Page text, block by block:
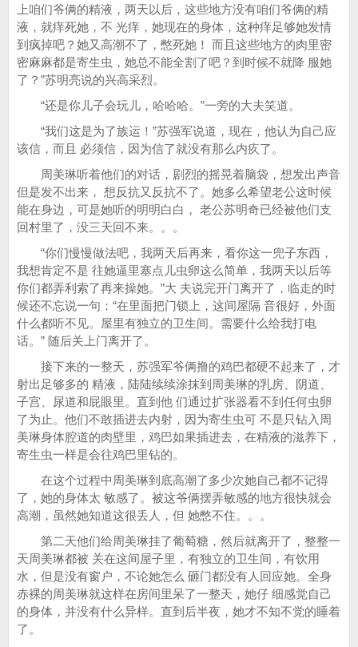
上咱们爷俩的精液，两天以后，这些地方没有咱们爷俩的精
液，就痒死她，不 光痒，她现在的身体，这种痒足够她发情
到疯掉吧？她又高潮不了，憋死她！ 而且这些地方的肉里密
密麻麻都是寄生虫，她总不能全割了吧？到时候不就降 服她
了？”苏明亮说的兴高采烈。
“还是你儿子会玩儿，哈哈哈。”一旁的大夫笑道。
“我们这是为了族运！”苏强军说道，现在，他认为自己应
该信，而且 必须信，因为信了就没有那么内疚了。
周美琳听着他们的对话，剧烈的摇晃着脑袋，想发出声音
但是发不出来， 想反抗又反抗不了。她多么希望老公这时候
能在身边，可是她听的明明白白， 老公苏明奇已经被他们支
回村里了，没三天回不来。。。
“你们慢慢做法吧，我两天后再来，看你这一兜子东西，
我想肯定不是 往她逼里塞点儿虫卵这么简单，我两天以后等
你们都弄利索了再来操她。”大 夫说完开门离开了，临走的时
候还不忘说一句：“在里面把门锁上，这间屋隔 音很好，外面
什么都听不见。屋里有独立的卫生间。需要什么给我打电
话。” 随后关上门离开了。
接下来的一整天，苏强军爷俩撸的鸡巴都硬不起来了，才
射出足够多的 精液，陆陆续续涂抹到周美琳的乳房、阴道、
子宫、尿道和屁眼里。直到他 们通过扩张器看不到任何虫卵
了为止。他们不敢插进去内射，因为寄生虫可 不是只钻入周
美琳身体腔道的肉壁里，鸡巴如果插进去，在精液的滋养下，
寄生虫一样是会往鸡巴里钻的。
在这个过程中周美琳到底高潮了多少次她自己都不记得
了，她的身体太 敏感了。被这爷俩摆弄敏感的地方很快就会
高潮，虽然她知道这很丢人，但 她憋不住。。。
第二天他们给周美琳挂了葡萄糖，然后就离开了，整整一
天周美琳都被 关在这间屋子里，有独立的卫生间，有饮用
水，但是没有窗户，不论她怎么 砸门都没有人回应她。全身
赤裸的周美琳就这样在房间里呆了一整天，她仔 细感觉自己
的身体，并没有什么异样。直到后半夜，她才不知不觉的睡着
了。